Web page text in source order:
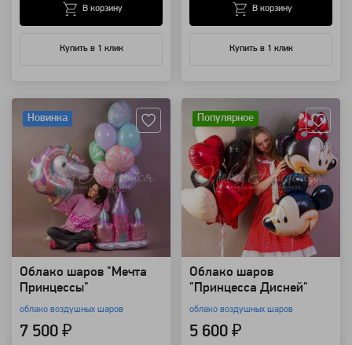
Купить в 1 клик
В корзину
Купить в 1 клик
В корзину
Новинка
Облако шаров "Мечта
Принцессы"
облако воздушных шаров
7 500 ₽
Популярное
Облако шаров
"Принцесса Дисней"
облако воздушных шаров
5 600 ₽